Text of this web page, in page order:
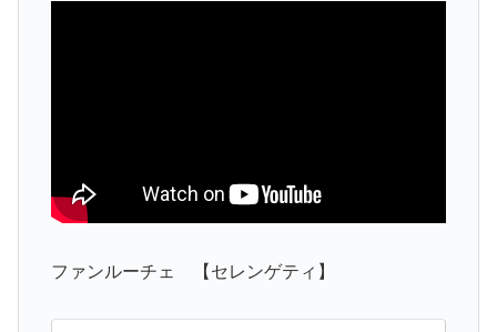
ファンルーチェ 【セレンゲティ】